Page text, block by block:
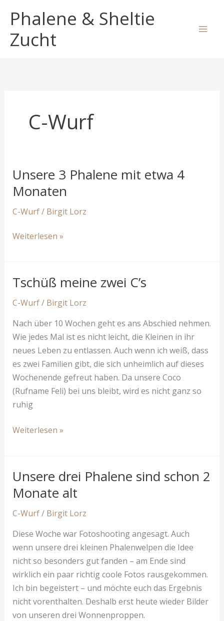
Inhalt
springen
Phalene & Sheltie
Zucht
C-Wurf
Unsere 3 Phalene mit etwa 4
Monaten
C-Wurf/ Birgit Lorz
Unsere
mit
etwa
4
Weiterlesen »
Tschüß meine zwei C’s
C-Wurf/ Birgit Lorz
Nach über 10 Wochen geht es ans Abschied nehmen.
Wie jedes Mal ist es nicht leicht, die Kleinen in ihr
neues Leben zu entlassen. Auch wenn ich weiß, dass
es zwei Familien gibt, die sich unheimlich auf dieses
Wochenende gefreut haben. Da unsere Coco
(Rufname Feli) bei uns bleibt, wird es nicht ganz so
ruhig
Tschüß
C’s
Weiterlesen »
Unsere drei Phalene sind schon 2
Monate alt
C-Wurf/ Birgit Lorz
Diese Woche war Fotoshooting angesagt. Auch
wenn unsere drei kleinen Phalenwelpen die Idee
nicht so besonders gut fanden – am Ende sind
wirklich ein paar richtig coole Fotos rausgekommen.
Ich bin begeistert – und möchte euch das Ergebnis
nicht vorenthalten. Deshalb erst heute wieder Bilder
von unseren drei Wonnenproppen.